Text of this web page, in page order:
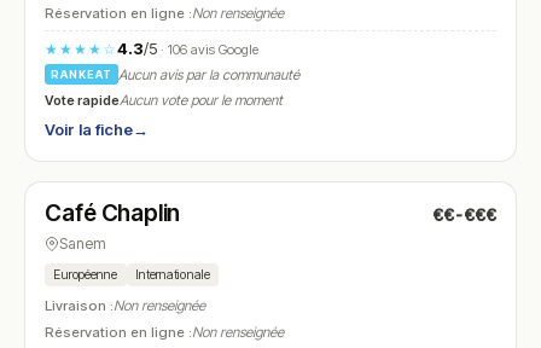
Réservation en ligne :Non renseignée
★★★★☆4.3/5· 106 avis Google
RANKEAT
Aucun avis par la communauté
Vote rapideAucun vote pour le moment
Voir la fiche→
N° 23
Café Chaplin €€-€€€
Sanem
Européenne Internationale
Livraison :Non renseignée
Réservation en ligne :Non renseignée